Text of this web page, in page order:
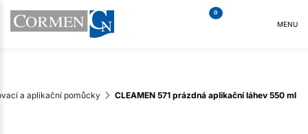
0
MENU
a aplikační pomůcky CLEAMEN 571 prázdná aplikační láhev 550 ml